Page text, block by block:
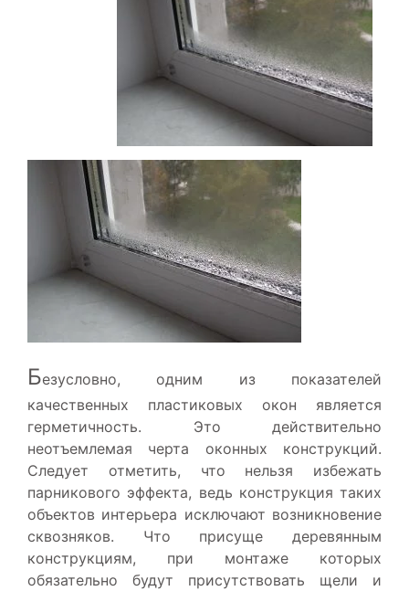
Безусловно, одним из показателей
качественных пластиковых окон является
герметичность. Это действительно
неотъемлемая черта оконных конструкций.
Следует отметить, что нельзя избежать
парникового эффекта, ведь конструкция таких
объектов интерьера исключают возникновение
сквозняков. Что присуще деревянным
конструкциям, при монтаже которых
обязательно будут присутствовать щели и